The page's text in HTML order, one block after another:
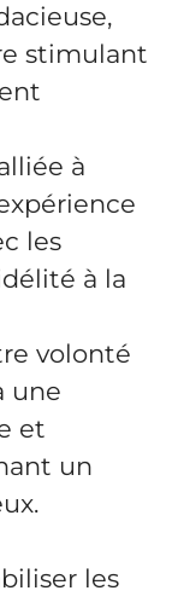
stimulant
à
les
à la
volonté
une
et
un
les